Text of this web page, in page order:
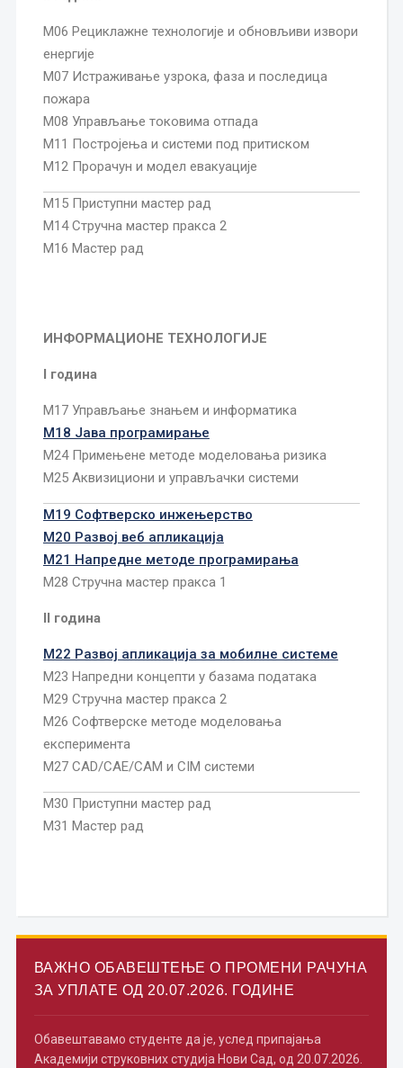
ВАЖНО ОБАВЕШТЕЊЕ О ПРОМЕНИ РАЧУНА
ЗА УПЛАТЕ ОД 20.07.2026. ГОДИНЕ
Обавештавамо студенте да је, услед припајања
Академији струковних студија Нови Сад, од 20.07.2026.
М06 Рециклажне технологије и обновљиви извори
енергије
М07 Истраживање узрока, фаза и последица
пожара
М08 Управљање токовима отпада
М11 Постројења и системи под притиском
М12 Прорачун и модел евакуације
М15 Приступни мастер рад
М14 Стручна мастер пракса 2
М16 Мастер рад
ИНФОРМАЦИОНЕ ТЕХНОЛОГИЈЕ
I година
М17 Управљање знањем и информатика
М18 Јава програмирање
М24 Примењене методе моделовања ризика
М25 Аквизициони и управљачки системи
М19 Софтверско инжењерство
М20 Развој веб апликација
М21 Напредне методе програмирања
М28 Стручна мастер пракса 1
II година
М22 Развој апликација за мобилне системе
М23 Напредни концепти у базама података
М29 Стручна мастер пракса 2
М26 Софтверске методе моделовања
експеримента
М27 CAD/CAE/CAM и CIM системи
М30 Приступни мастер рад
М31 Мастер рад